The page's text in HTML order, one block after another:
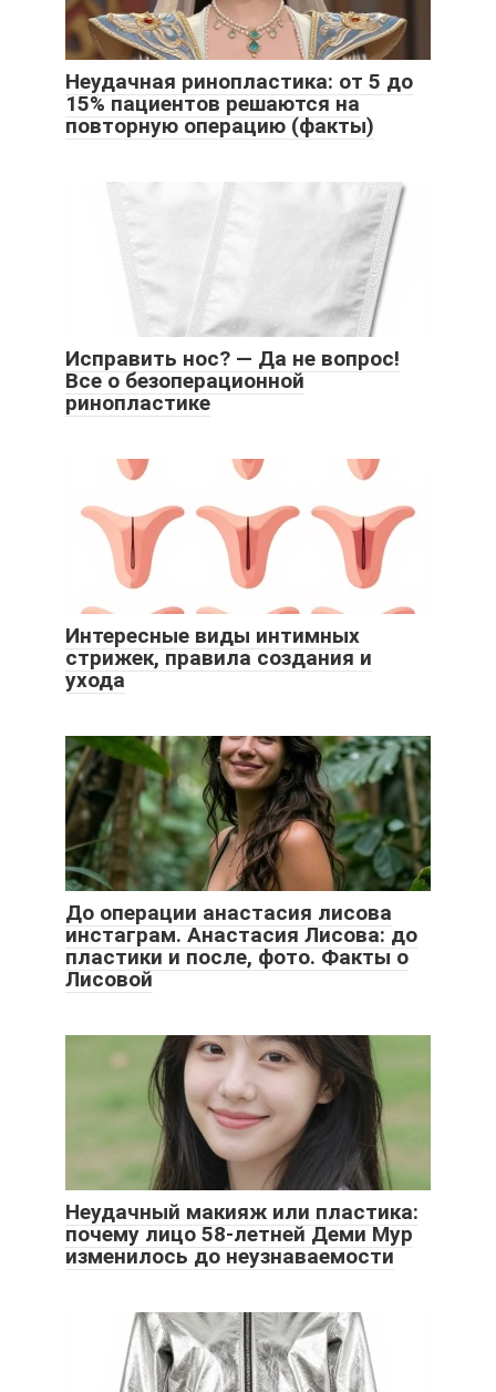
Неудачная ринопластика: от 5 до
15% пациентов решаются на
повторную операцию (факты)
Исправить нос? — Да не вопрос!
Все о безоперационной
ринопластике
Интересные виды интимных
стрижек, правила создания и
ухода
До операции анастасия лисова
инстаграм. Анастасия Лисова: до
пластики и после, фото. Факты о
Лисовой
Неудачный макияж или пластика:
почему лицо 58-летней Деми Мур
изменилось до неузнаваемости